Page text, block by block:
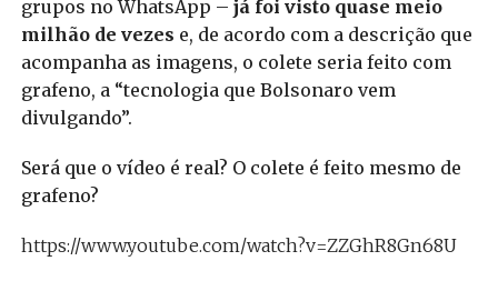
grupos no WhatsApp – já foi visto quase meio
milhão de vezes e, de acordo com a descrição que
acompanha as imagens, o colete seria feito com
grafeno, a “tecnologia que Bolsonaro vem
divulgando”.
Será que o vídeo é real? O colete é feito mesmo de
grafeno?
https://www.youtube.com/watch?v=ZZGhR8Gn68U